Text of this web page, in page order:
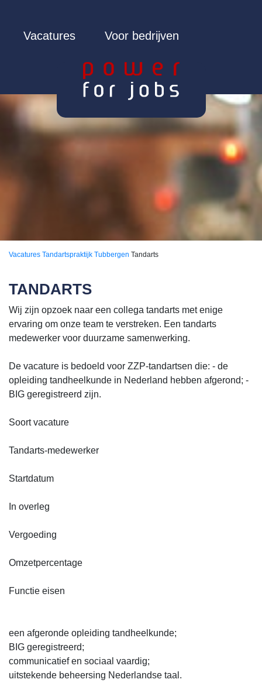
Vacatures Voor bedrijven
Vacatures Tandartspraktijk Tubbergen Tandarts
TANDARTS
Wij zijn opzoek naar een collega tandarts met enige
ervaring om onze team te verstreken. Een tandarts
medewerker voor duurzame samenwerking.
De vacature is bedoeld voor ZZP-tandartsen die: - de
opleiding tandheelkunde in Nederland hebben afgerond; -
BIG geregistreerd zijn.
Soort vacature
Tandarts-medewerker
Startdatum
In overleg
Vergoeding
Omzetpercentage
Functie eisen
een afgeronde opleiding tandheelkunde;
BIG geregistreerd;
communicatief en sociaal vaardig;
uitstekende beheersing Nederlandse taal.